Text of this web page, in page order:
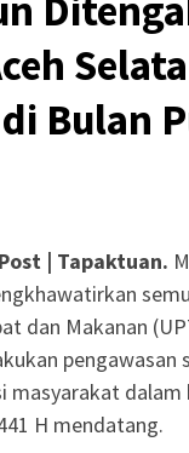
Bulan
| Tapaktuan.
dan Makanan
pengawasan
masyarakat dalam
H mendatang.